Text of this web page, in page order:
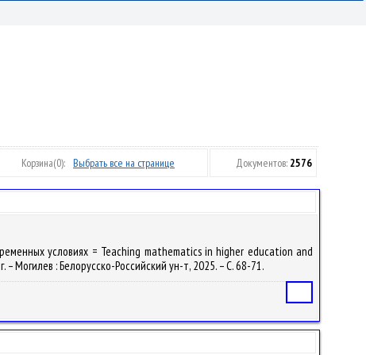
Корзина(0): Выбрать все на странице Документов: 2576
условиях = Teaching mathematics in higher education and
: Белорусско-Российский ун-т, 2025. – С. 68-71.